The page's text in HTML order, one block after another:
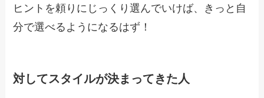
ヒントを頼りにじっくり選んでいけば、きっと自
分で選べるようになるはず！
対してスタイルが決まってきた人